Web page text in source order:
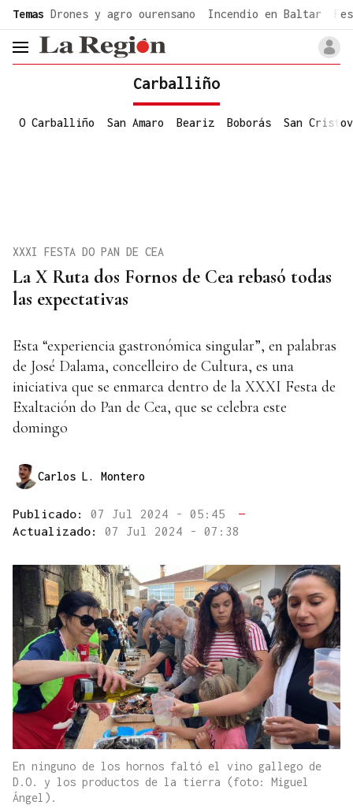
Temas Drones y agro ourensano Incendio en Baltar
header.menu.open
Carballiño
O Carballiño San Amaro Beariz Boborás San
La X Ruta dos Fornos de Cea rebasó todas
las expectativas
XXXI FESTA DO PAN DE CEA
Esta “experiencia gastronómica singular”, en palabras
de José Dalama, concelleiro de Cultura, es una
iniciativa que se enmarca dentro de la XXXI Festa de
Exaltación do Pan de Cea, que se celebra este
domingo
Carlos L. Montero
Publicado: 07 Jul 2024 - 05:45
—
Actualizado: 07 Jul 2024 - 07:38
En ninguno de los hornos faltó el vino gallego de
D.O. y los productos de la tierra (foto: Miguel
Ángel).